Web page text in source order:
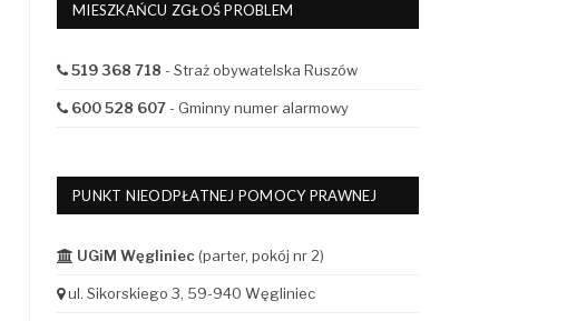
MIESZKAŃCU ZGŁOŚ PROBLEM
519 368 718 - Straż obywatelska Ruszów
600 528 607- Gminny numer alarmowy
PUNKT NIEODPŁATNEJ POMOCY PRAWNEJ
UGiM Węgliniec (parter, pokój nr 2)
ul. Sikorskiego 3, 59-940 Węgliniec